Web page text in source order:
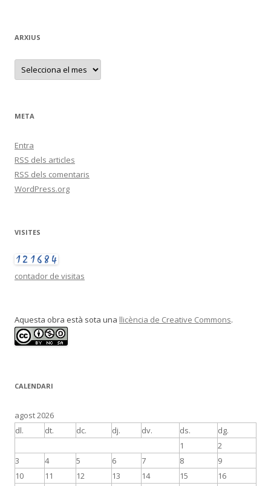
ARXIUS
A
x
META
Entra
RSS dels articles
RSS dels comentaris
WordPress.org
VISITES
contador de visitas
Aquesta obra està sota una llicència de Creative Commons.
CALENDARI
agost 2026
dl.
dt. dc. dj. dv. ds.
dg.
1
2
3
4 5 6 7 8
9
10
11 12 13 14 15
16